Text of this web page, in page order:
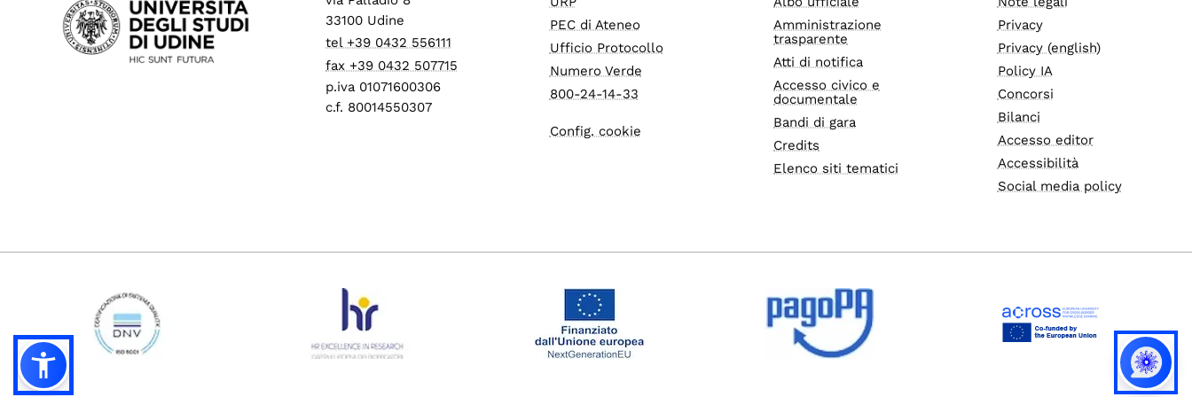
33100 Udine
tel +39 0432 556111
fax +39 0432 507715
p.iva 01071600306
c.f. 80014550307
PEC di Ateneo
Ufficio Protocollo
Numero Verde
800-24-14-33
Config. cookie
Amministrazione
trasparente
Atti di notifica
Accesso civico e
documentale
Bandi di gara
Credits
Elenco siti tematici
Privacy
Privacy (english)
Policy IA
Concorsi
Bilanci
Accesso editor
Accessibilità
Social media policy